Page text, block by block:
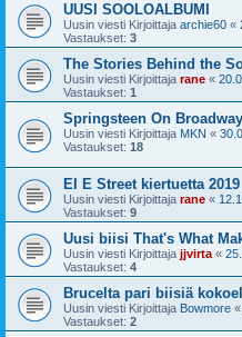
UUSI SOOLOALBUMI
Uusin viesti Kirjoittaja archie60 «
Vastaukset: 3
The Stories Behind the
Uusin viesti Kirjoittaja rane «
Vastaukset: 1
Springsteen On
Uusin viesti Kirjoittaja MKN «
Vastaukset: 18
EI E Street kiertuetta 2019
Uusin viesti Kirjoittaja rane «
Vastaukset: 9
Uusi biisi That's What
Uusin viesti Kirjoittaja jjvirta «
Vastaukset: 4
Brucelta pari biisiä
Uusin viesti Kirjoittaja Bowmore «
Vastaukset: 2